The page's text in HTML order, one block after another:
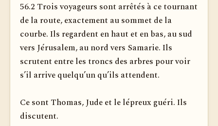
56.2 Trois voyageurs sont arrêtés à ce tournant
de la route, exactement au sommet de la
courbe. Ils regardent en haut et en bas, au sud
vers Jérusalem, au nord vers Samarie. Ils
scrutent entre les troncs des arbres pour voir
s’il arrive quelqu’un qu’ils at­tendent.
Ce sont Thomas, Jude et le lépreux guéri. Ils
dis­cutent.